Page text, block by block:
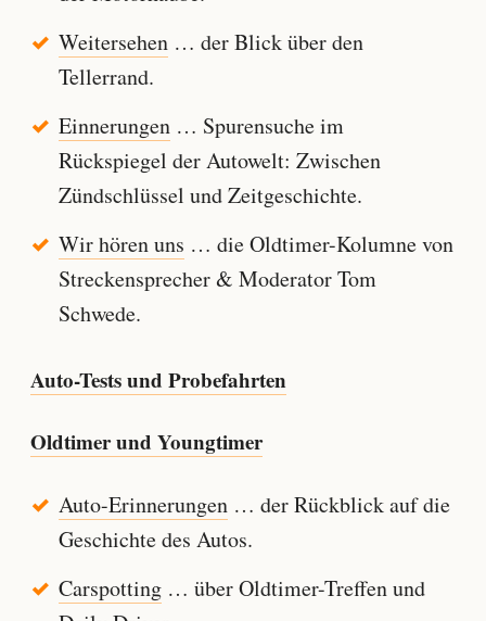
Weitersehen… der Blick über den
Tellerrand.
Einnerungen… Spurensuche im
Rückspiegel der Autowelt: Zwischen
Zündschlüssel und Zeitgeschichte.
Wir hören uns … die Oldtimer-Kolumne von
Streckensprecher & Moderator Tom
Schwede.
Auto-Tests und Probefahrten
Oldtimer und Youngtimer
Auto-Erinnerungen… der Rückblick auf die
Geschichte des Autos.
Carspotting… über Oldtimer-Treffen und